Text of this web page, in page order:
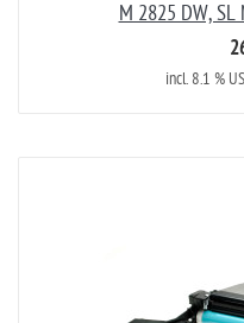
M 2825 DW,
incl. 8.1 %